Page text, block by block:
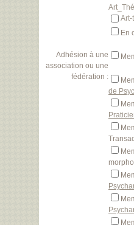
Art-
En
Adhésion à une
association ou une
fédération :
de